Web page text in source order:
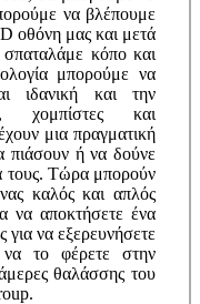
να βλέπουμε
οθόνη μας και μετά
κόπο και
μπορούμε να
ιδανική και την
χομπίστες και
μια πραγματική
πιάσουν ή να δούνε
τους. Τώρα μπορούν
καλός και απλός
να αποκτήσετε ένα
να εξερευνήσετε
το φέρετε στην
θαλάσσης του